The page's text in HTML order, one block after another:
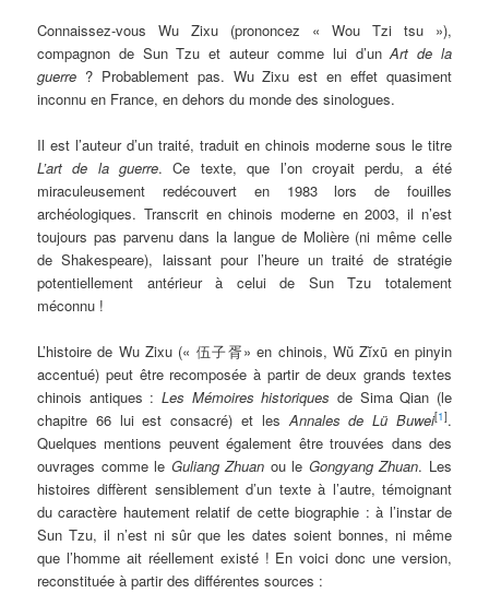
Connaissez-vous Wu Zixu (prononcez « Wou Tzi tsu »),
compagnon de Sun Tzu et auteur comme lui d’unArt de la
guerre ? Probablement pas. Wu Zixu est en effet quasiment
inconnu en France, en dehors du monde des sinologues.
Il est l’auteur d’un traité, traduit en chinois moderne sous le titre
L’art de la guerre. Ce texte, que l’on croyait perdu, a été
miraculeusement redécouvert en 1983 lors de fouilles
archéologiques. Transcrit en chinois moderne en 2003, il n’est
toujours pas parvenu dans la langue de Molière (ni même celle
de Shakespeare), laissant pour l’heure un traité de stratégie
potentiellement antérieur à celui de Sun Tzu totalement
méconnu !
L’histoire de Wu Zixu (« 伍子胥» en chinois, Wŭ Zĭxū en pinyin
accentué) peut être recomposée à partir de deux grands textes
chinois antiques :Les Mémoires historiques de Sima Qian (le
chapitre 66 lui est consacré) et lesAnnales de Lü Buwei[1].
Quelques mentions peuvent également être trouvées dans des
ouvrages comme le Guliang Zhuan ou le Gongyang Zhuan. Les
histoires diffèrent sensiblement d’un texte à l’autre, témoignant
du caractère hautement relatif de cette biographie : à l’instar de
Sun Tzu, il n’est ni sûr que les dates soient bonnes, ni même
que l’homme ait réellement existé ! En voici donc une version,
reconstituée à partir des différentes sources :